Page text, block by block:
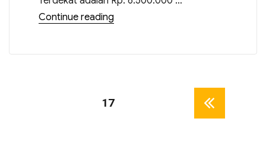
Continue reading
17